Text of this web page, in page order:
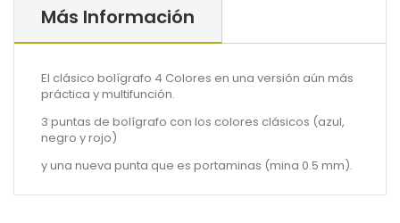
Más Información
El clásico bolígrafo 4 Colores en una versión aún más
práctica y multifunción.
3 puntas de bolígrafo con los colores clásicos (azul,
negro y rojo)
y una nueva punta que es portaminas (mina 0.5 mm).